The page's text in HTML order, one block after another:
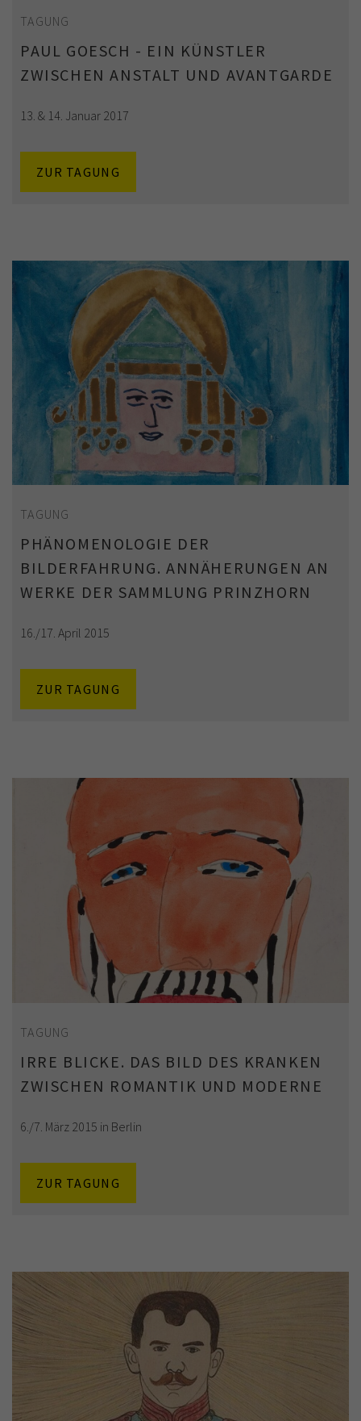
TAGUNG
PAUL GOESCH - EIN KÜNSTLER
ZWISCHEN ANSTALT UND AVANTGARDE
13. & 14. Januar 2017
ZUR TAGUNG
TAGUNG
PHÄNOMENOLOGIE DER
BILDERFAHRUNG. ANNÄHERUNGEN AN
WERKE DER SAMMLUNG PRINZHORN
16./17. April 2015
ZUR TAGUNG
TAGUNG
IRRE BLICKE. DAS BILD DES KRANKEN
ZWISCHEN ROMANTIK UND MODERNE
6./7. März 2015 in Berlin
ZUR TAGUNG